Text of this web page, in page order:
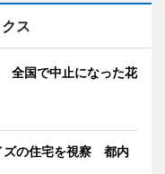
ス
全国で中止になった花
ズの住宅を視察 都内